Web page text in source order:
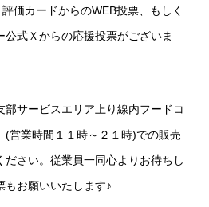
価カードからのWEB投票、もしく
式Ｘからの応援投票がございま
サービスエリア上り線内フードコ
(営業時間１１時～２１時)での販売
ださい。従業員一同心よりお待ちし
もお願いいたします♪